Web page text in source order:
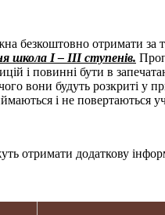
безкоштовно отримати за
школа І – ІІІ ступенів.
і повинні бути в
вони будуть розкриті у
і не повертаються
отримати додаткову